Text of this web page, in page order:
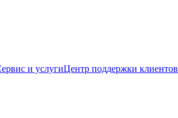
и услугиЦентр поддержки клиентов